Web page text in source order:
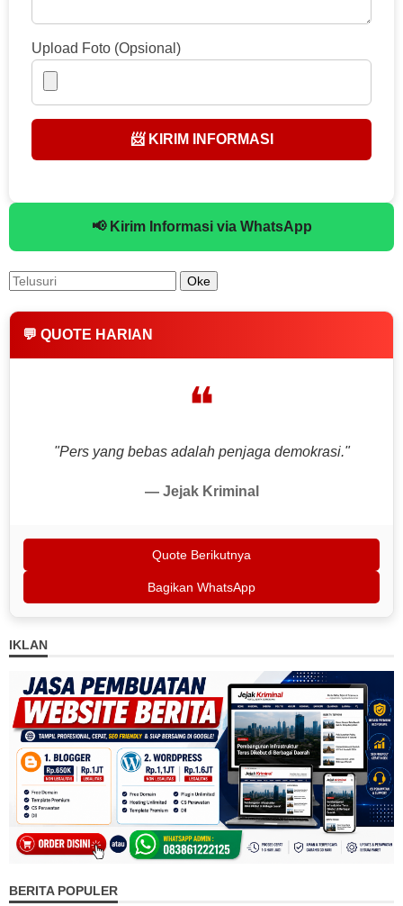
Upload Foto (Opsional)
📨 KIRIM INFORMASI
📢 Kirim Informasi via WhatsApp
💬 QUOTE HARIAN
❝
"Pers yang bebas adalah penjaga demokrasi."
— Jejak Kriminal
Quote Berikutnya
Bagikan WhatsApp
IKLAN
BERITA POPULER